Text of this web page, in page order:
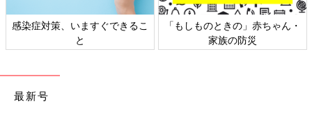
感染症対策、いますぐできるこ
と
「もしものときの」赤ちゃん・
家族の防災
最新号